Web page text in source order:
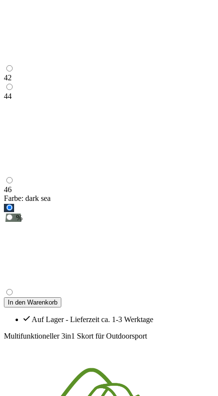
42
44
46
Farbe: dark sea
%
In den Warenkorb
Auf Lager - Lieferzeit ca. 1-3 Werktage
Multifunktioneller 3in1 Skort für Outdoorsport